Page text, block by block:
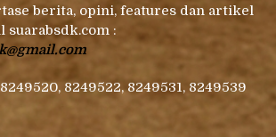
berita, opini, features dan artikel
suarabsdk.com :
8249522, 8249531, 8249539